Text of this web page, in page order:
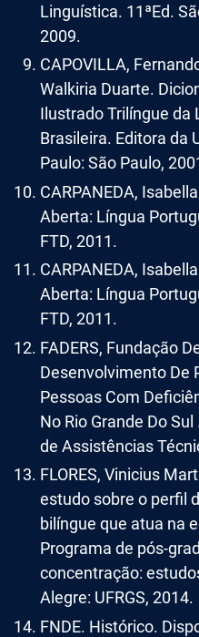
Linguística. 11ªEd.
2009.
CAPOVILLA,
Walkiria Duarte.
Ilustrado Trilíngue da
Brasileira. Editora da
Paulo: São Paulo,
CARPANEDA,
Aberta: Língua
FTD, 2011.
CARPANEDA,
Aberta: Língua
FTD, 2011.
FADERS, Fundação
Desenvolvimento De
Pessoas Com
No Rio Grande Do
de Assistências
FLORES, Vinicius
estudo sobre o perfil
bilíngue que atua na
Programa de pós-
concentração:
Alegre: UFRGS, 2014.
FNDE. Histórico.